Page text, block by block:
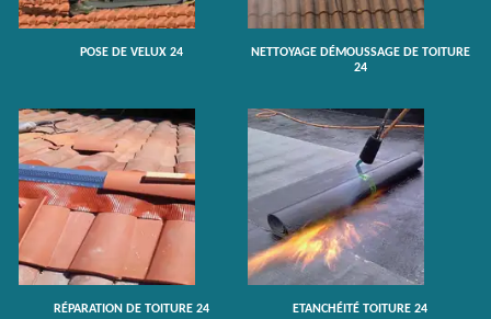
POSE DE VELUX 24
NETTOYAGE DÉMOUSSAGE DE TOITURE
24
RÉPARATION DE TOITURE 24 ETANCHÉITÉ TOITURE 24